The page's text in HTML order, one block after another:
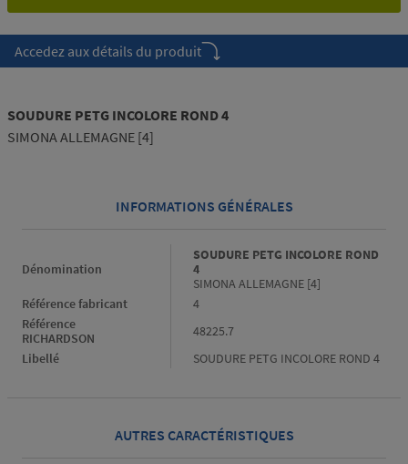
Accedez aux détails du produit
SOUDURE PETG INCOLORE ROND 4
SIMONA ALLEMAGNE [4]
INFORMATIONS GÉNÉRALES
Dénomination
SOUDURE PETG INCOLORE ROND
4
SIMONA ALLEMAGNE [4]
Référence fabricant
4
Référence
RICHARDSON
48225.7
Libellé
SOUDURE PETG INCOLORE ROND 4
AUTRES CARACTÉRISTIQUES